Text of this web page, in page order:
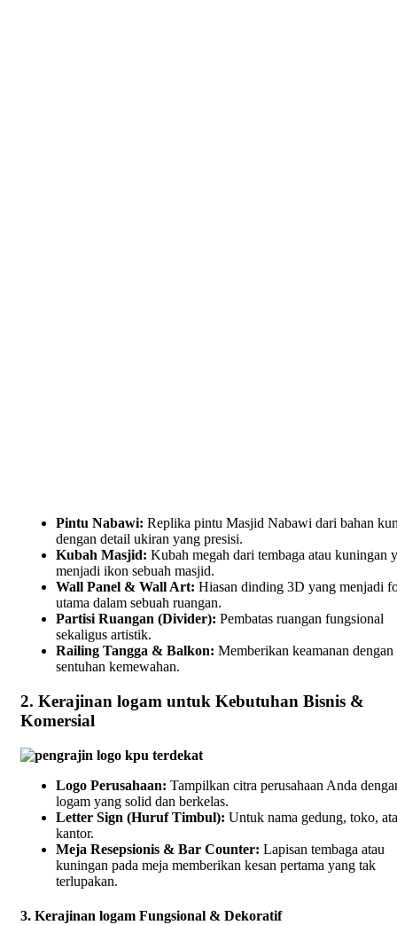
Pintu Nabawi: Replika pintu Masjid Nabawi dari bahan
dengan detail ukiran yang presisi.
Kubah Masjid: Kubah megah dari tembaga atau kuningan
menjadi ikon sebuah masjid.
Wall Panel & Wall Art: Hiasan dinding 3D yang menjadi
utama dalam sebuah ruangan.
Partisi Ruangan (Divider): Pembatas ruangan fungsional
sekaligus artistik.
Railing Tangga & Balkon: Memberikan keamanan dengan
sentuhan kemewahan.
2. Kerajinan logam untuk Kebutuhan Bisnis &
Komersial
Logo Perusahaan: Tampilkan citra perusahaan Anda
logam yang solid dan berkelas.
Letter Sign (Huruf Timbul): Untuk nama gedung, toko,
kantor.
Meja Resepsionis & Bar Counter: Lapisan tembaga atau
kuningan pada meja memberikan kesan pertama yang tak
terlupakan.
3. Kerajinan logam Fungsional & Dekoratif